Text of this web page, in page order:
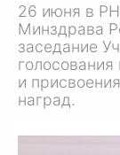
26 июня в
Минздрава
заседание
и
наград.